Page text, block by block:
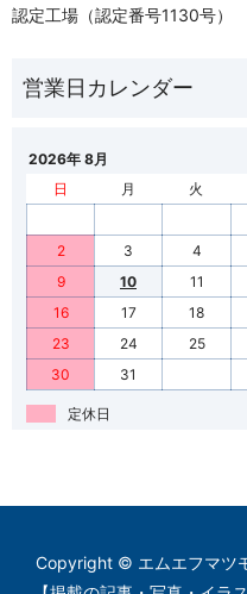
認定工場（認定番号1130号）
2026年 8月
日
月 火
2
3 4
9
10 11
16
17 18
23
24 25
30
31
定休日
Copyright © エムエフマツ